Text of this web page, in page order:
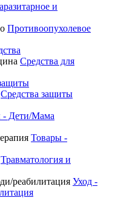
и
Противоопухолевое
Средства для
Средства защиты
- Дети/Мама
Товары -
Травматология и
Уход -